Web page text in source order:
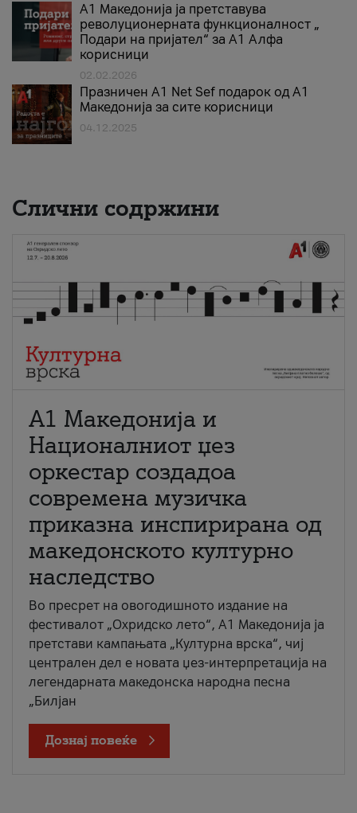
А1 Македонија ја претставува
револуционерната функционалност „
Подари на пријател“ за А1 Алфа
корисници
02.02.2026
Празничен A1 Net Sеf подарок од А1
Македонија за сите корисници
04.12.2025
Слични содржини
А1 Македонија и
Националниот џез
оркестар создадоа
современа музичка
приказна инспирирана од
македонското културно
наследство
Во пресрет на овогодишното издание на
фестивалот „Охридско лето“, А1 Македонија ја
претстави кампањата „Културна врска“, чиј
централен дел е новата џез-интерпретација на
легендарната македонска народна песна
„Билјан
Дознај повеќе